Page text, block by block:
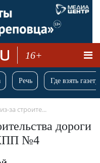
16+
Речь Где взять
за строите...
дороги
КПП №4